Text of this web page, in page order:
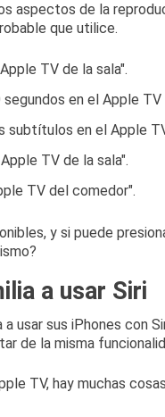
aspectos de la
que utilice.
TV de la sala".
en el Apple TV
subtítulos en el Apple
TV de la sala".
TV del comedor".
y si puede
a usar Siri
usar sus iPhones con
de la misma
TV, hay muchas